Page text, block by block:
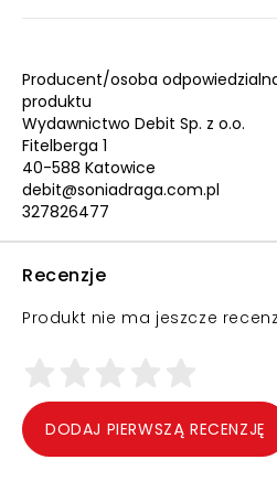
Producent/osoba
produktu
Wydawnictwo Debit Sp. z o.o.
Fitelberga 1
40-588 Katowice
debit@soniadraga.com.pl
327826477
Recenzje
Produkt nie ma jeszcze
DODAJ PIERWSZĄ RECENZJĘ